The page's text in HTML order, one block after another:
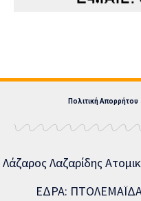
Πολιτική Απορρήτου
Λάζαρος Λαζαρίδης
ΕΔΡΑ: